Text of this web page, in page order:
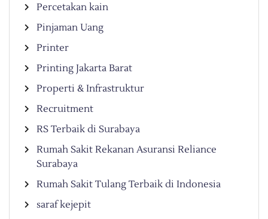
Percetakan kain
Pinjaman Uang
Printer
Printing Jakarta Barat
Properti & Infrastruktur
Recruitment
RS Terbaik di Surabaya
Rumah Sakit Rekanan Asuransi Reliance
Surabaya
Rumah Sakit Tulang Terbaik di Indonesia
saraf kejepit